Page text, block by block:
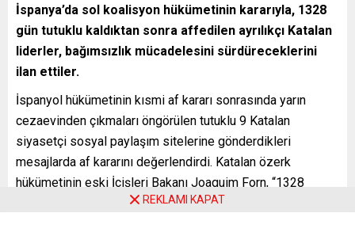
İspanya’da sol koalisyon hükümetinin kararıyla, 1328
gün tutuklu kaldıktan sonra affedilen ayrılıkçı Katalan
liderler, bağımsızlık mücadelesini sürdüreceklerini
ilan ettiler.
İspanyol hükümetinin kısmi af kararı sonrasında yarın
cezaevinden çıkmaları öngörülen tutuklu 9 Katalan
siyasetçi sosyal paylaşım sitelerine gönderdikleri
mesajlarda af kararını değerlendirdi. Katalan özerk
hükümetinin eski İçişleri Bakanı Joaquim Forn, “1328
gündür cezaevindeyiz. Bir gün bile mücadelemizden ödün
REKLAMI KAPAT